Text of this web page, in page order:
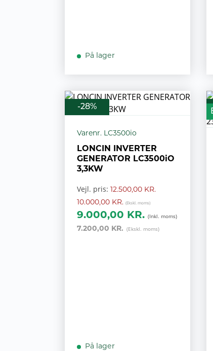
På lager
-28%
Varenr. LC3500io
LONCIN INVERTER
GENERATOR LC3500iO
3,3KW
9.000,00 KR.
7.200,00 KR.
Vejl. pris: 12.500,00 KR.
10.000,00 KR.
På lager